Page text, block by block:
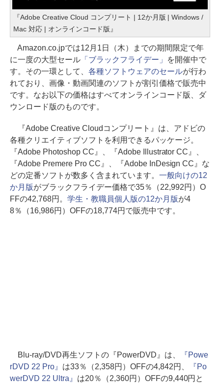
『Adobe Creative Cloud コンプリート | 12か月版 | Windows /
Mac 対応 | オンラインコード版』
Amazon.co.jpでは12月1日（木）までの期間限定で年
に一度の大型セール「ブラックフライデー」
を開催中で
す。その一環として、 各種ソフトウェアのセールが行わ
れており、画像・動画関連のソフトが割引価格で販売中
です。なお以下の価格はすべてオンラインコード版、ダ
ウンロード版のものです。
『Adobe Creative Cloudコンプリート』は、アドビの
各種クリエイティブソフトを利用できるパッケージ。
『Adobe Photoshop CC』、『Adobe Illustrator CC』、
『Adobe Premere Pro CC』、『Adobe InDesign CC』な
どの定番ソフトが数多く含まれています。 一般向けの12
か月版がブラックフライデー価格で35％（22,992円）O
FFの42,768円。 学生・教職員個人版の12か月版が4
8％（16,986円）OFFの18,774円で販売中です。
Blu-ray/DVD再生ソフトの『PowerDVD』は、
『Powe
rDVD 22 Pro』 は33％（2,358円）OFFの4,842円、
『Po
werDVD 22 Ultra』 は20％（2,360円）OFFの9,440円と